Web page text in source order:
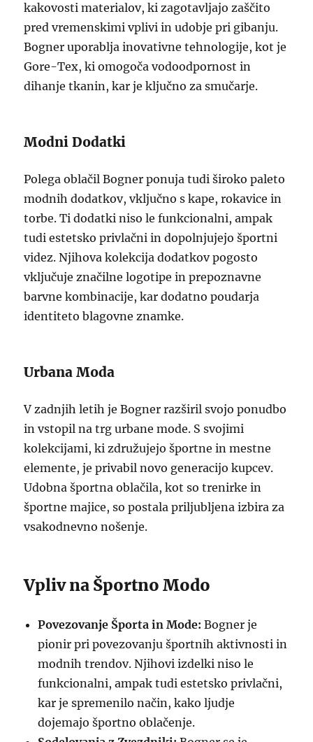
kakovosti materialov, ki zagotavljajo zaščito
pred vremenskimi vplivi in udobje pri gibanju.
Bogner uporablja inovativne tehnologije, kot je
Gore-Tex, ki omogoča vodoodpornost in
dihanje tkanin, kar je ključno za smučarje.
Modni Dodatki
Polega oblačil Bogner ponuja tudi široko paleto
modnih dodatkov, vključno s kape, rokavice in
torbe. Ti dodatki niso le funkcionalni, ampak
tudi estetsko privlačni in dopolnjujejo športni
videz. Njihova kolekcija dodatkov pogosto
vključuje značilne logotipe in prepoznavne
barvne kombinacije, kar dodatno poudarja
identiteto blagovne znamke.
Urbana Moda
V zadnjih letih je Bogner razširil svojo ponudbo
in vstopil na trg urbane mode. S svojimi
kolekcijami, ki združujejo športne in mestne
elemente, je privabil novo generacijo kupcev.
Udobna športna oblačila, kot so trenirke in
športne majice, so postala priljubljena izbira za
vsakodnevno nošenje.
Vpliv na Športno Modo
Povezovanje Športa in Mode: Bogner je
pionir pri povezovanju športnih aktivnosti in
modnih trendov. Njihovi izdelki niso le
funkcionalni, ampak tudi estetsko privlačni,
kar je spremenilo način, kako ljudje
dojemajo športno oblačenje.